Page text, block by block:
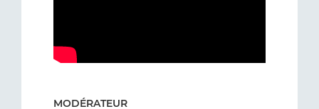
MODÉRATEUR